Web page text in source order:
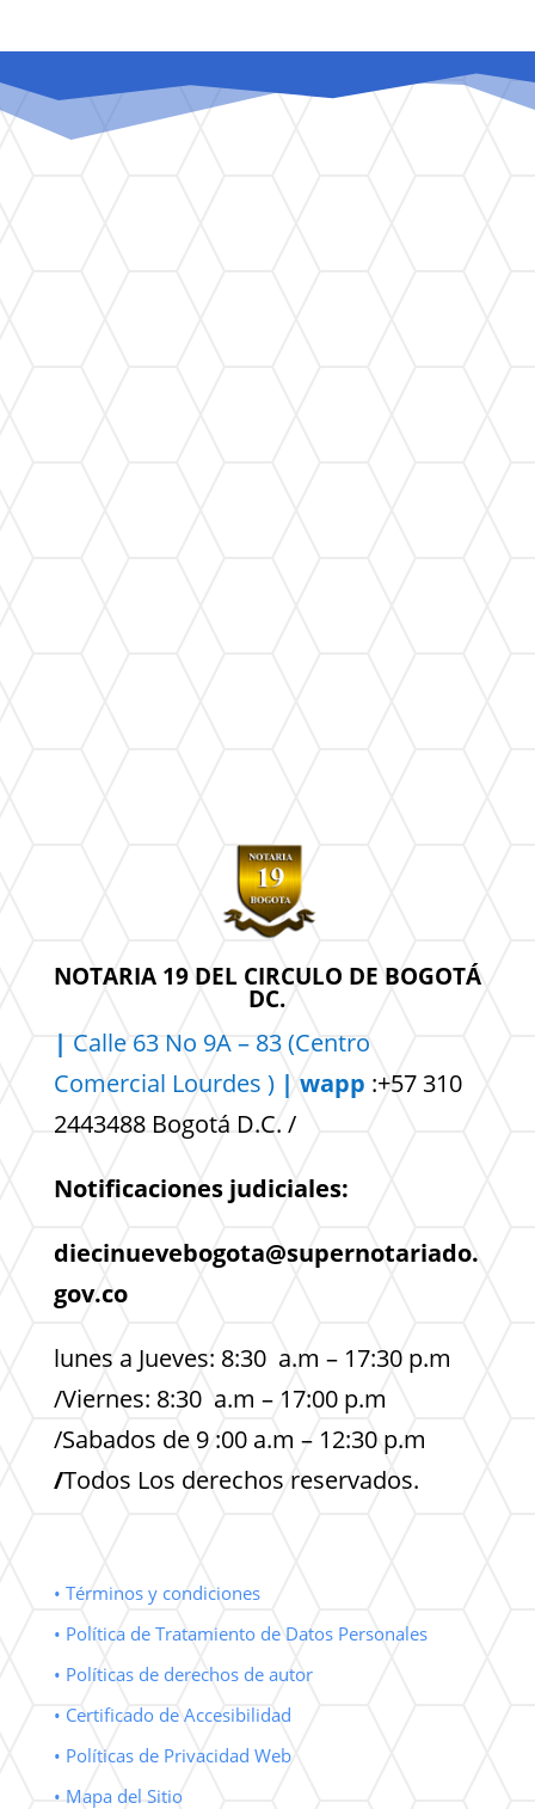
NOTARIA 19 DEL CIRCULO DE BOGOTÁ
DC.
| Calle 63 No 9A – 83 (Centro
Comercial Lourdes ) | wapp :+57 310
2443488 Bogotá D.C. /
Notificaciones judiciales:
diecinuevebogota@supernotariado.
gov.co
lunes a Jueves: 8:30 a.m – 17:30 p.m
/Viernes: 8:30 a.m – 17:00 p.m
/Sabados de 9 :00 a.m – 12:30 p.m
/Todos Los derechos reservados.
• Términos y condiciones
• Política de Tratamiento de Datos Personales
• Políticas de derechos de autor
• Certificado de Accesibilidad
• Políticas de Privacidad Web
• Mapa del Sitio